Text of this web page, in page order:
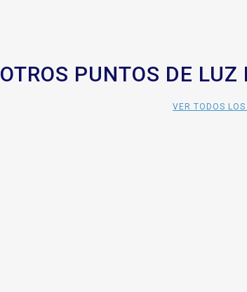
OTROS PUNTOS DE
VER TODOS